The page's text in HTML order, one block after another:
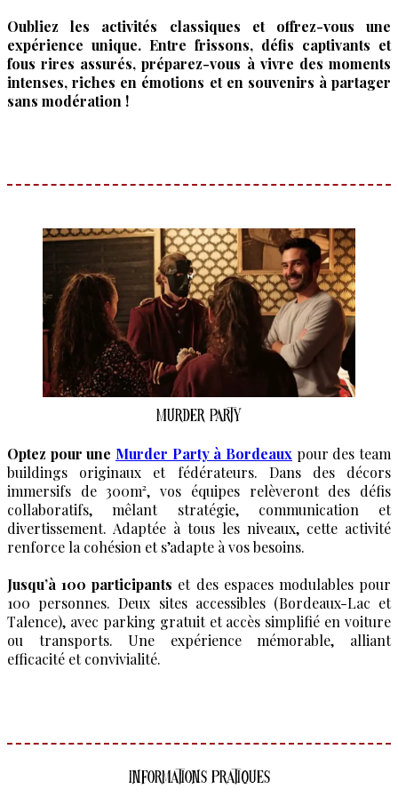
Oubliez les activités classiques et offrez-vous une
expérience unique. Entre frissons, défis captivants et
fous rires assurés, préparez-vous à vivre des moments
intenses, riches en émotions et en souvenirs à partager
sans modération !
Murder Party
Optez pour une Murder Party à Bordeaux pour des team
buildings originaux et fédérateurs. Dans des décors
immersifs de 300m², vos équipes relèveront des défis
collaboratifs, mêlant stratégie, communication et
divertissement. Adaptée à tous les niveaux, cette activité
renforce la cohésion et s’adapte à vos besoins.
Jusqu’à 100 participants et des espaces modulables pour
100 personnes. Deux sites accessibles (Bordeaux-Lac et
Talence), avec parking gratuit et accès simplifié en voiture
ou transports. Une expérience mémorable, alliant
efficacité et convivialité.
Informations pratiques